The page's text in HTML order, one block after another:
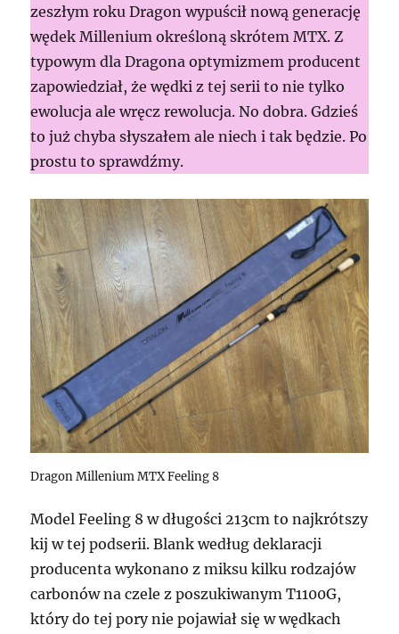
zeszłym roku Dragon wypuścił nową generację
wędek Millenium określoną skrótem MTX. Z
typowym dla Dragona optymizmem producent
zapowiedział, że wędki z tej serii to nie tylko
ewolucja ale wręcz rewolucja. No dobra. Gdzieś
to już chyba słyszałem ale niech i tak będzie. Po
prostu to sprawdźmy.
Dragon Millenium MTX Feeling 8
Model Feeling 8 w długości 213cm to najkrótszy
kij w tej podserii. Blank według deklaracji
producenta wykonano z miksu kilku rodzajów
carbonów na czele z poszukiwanym T1100G,
który do tej pory nie pojawiał się w wędkach